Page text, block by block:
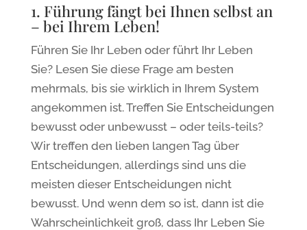
1. Führung fängt bei Ihnen selbst an
– bei Ihrem Leben!
Führen Sie Ihr Leben oder führt Ihr Leben
Sie? Lesen Sie diese Frage am besten
mehrmals, bis sie wirklich in Ihrem System
angekommen ist. Treffen Sie Entscheidungen
bewusst oder unbewusst – oder teils-teils?
Wir treffen den lieben langen Tag über
Entscheidungen, allerdings sind uns die
meisten dieser Entscheidungen nicht
bewusst. Und wenn dem so ist, dann ist die
Wahrscheinlichkeit groß, dass Ihr Leben Sie